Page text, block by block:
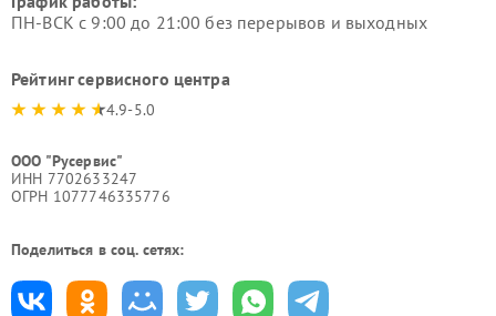
ПН-ВСК с 9:00 до 21:00 без перерывов и выходных
Рейтинг сервисного центра
4.9-5.0
ООО "Русервис"
ИНН 7702633247
ОГРН 1077746335776
Поделиться в соц. сетях: